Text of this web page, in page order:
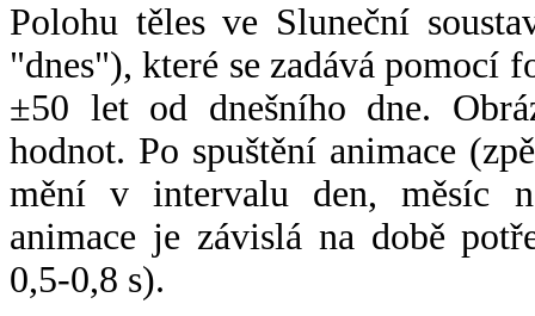
Polohu těles ve Sluneční
"dnes"), které se zadává pomocí
±50 let od dnešního dne.
hodnot. Po spuštění animace
mění v intervalu den, měsíc
animace je závislá na době
0,5-0,8 s).